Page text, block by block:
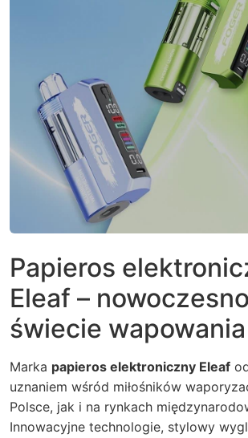
Papieros
Eleaf –
świecie wapowania
Marka papieros elektroniczny Eleaf
uznaniem wśród miłośników
Polsce, jak i na rynkach
Innowacyjne technologie, stylowy